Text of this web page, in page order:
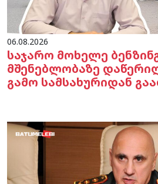
06.08.2026
საჯარო მოხელე
მშენებლობაზე
გამო სამსახურიდან